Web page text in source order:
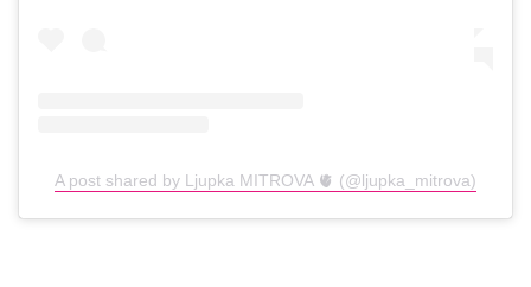
A post shared by Ljupka MITROVA 🫀 (@ljupka_mitrova)